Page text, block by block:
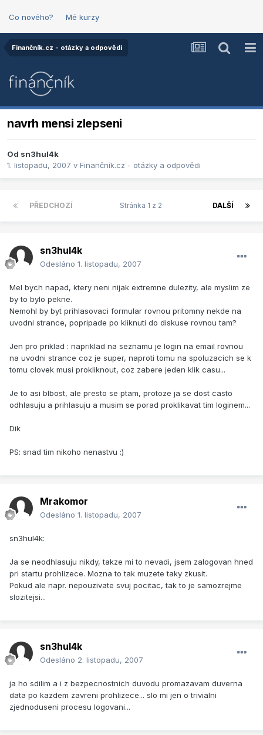
Co nového? Mé kurzy
Finančník.cz - otázky a odpovědi
navrh mensi zlepseni
Od sn3hul4k
1. listopadu, 2007 v Finančník.cz - otázky a odpovědi
PŘEDCHOZÍ DALŠÍ
Stránka 1 z 2
sn3hul4k
Odesláno 1. listopadu, 2007
Mel bych napad, ktery neni nijak extremne dulezity, ale myslim ze
by to bylo pekne.
Nemohl by byt prihlasovaci formular rovnou pritomny nekde na
uvodni strance, popripade po kliknuti do diskuse rovnou tam?
Jen pro priklad : napriklad na seznamu je login na email rovnou
na uvodni strance coz je super, naproti tomu na spoluzacich se k
tomu clovek musi prokliknout, coz zabere jeden klik casu...
Je to asi blbost, ale presto se ptam, protoze ja se dost casto
odhlasuju a prihlasuju a musim se porad proklikavat tim loginem...
Dik
PS: snad tim nikoho nenastvu :)
Mrakomor
Odesláno 1. listopadu, 2007
sn3hul4k:
Ja se neodhlasuju nikdy, takze mi to nevadi, jsem zalogovan hned
pri startu prohlizece. Mozna to tak muzete taky zkusit.
Pokud ale napr. nepouzivate svuj pocitac, tak to je samozrejme
slozitejsi...
sn3hul4k
Odesláno 2. listopadu, 2007
ja ho sdilim a i z bezpecnostnich duvodu promazavam duverna
data po kazdem zavreni prohlizece... slo mi jen o trivialni
zjednoduseni procesu logovani...